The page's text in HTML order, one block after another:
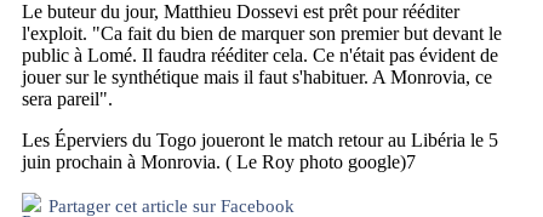
Le buteur du jour, Matthieu Dossevi est prêt pour rééditer
l'exploit. "Ca fait du bien de marquer son premier but devant le
public à Lomé. Il faudra rééditer cela. Ce n'était pas évident de
jouer sur le synthétique mais il faut s'habituer. A Monrovia, ce
sera pareil".
Les Éperviers du Togo joueront le match retour au Libéria le 5
juin prochain à Monrovia. ( Le Roy photo google)7
Partager cet article sur Facebook